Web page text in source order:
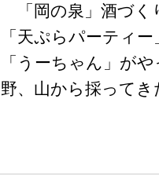
「岡の泉」酒づく
「天ぷらパーティ
「うーちゃん」が
野、山から採って